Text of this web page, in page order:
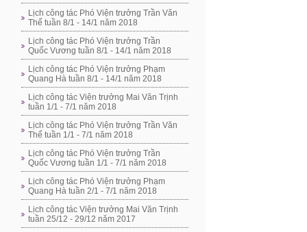
Lịch công tác Phó Viện trưởng Trần Văn
Thể tuần 8/1 - 14/1 năm 2018
Lịch công tác Phó Viện trưởng Trần
Quốc Vương tuần 8/1 - 14/1 năm 2018
Lịch công tác Phó Viện trưởng Phạm
Quang Hà tuần 8/1 - 14/1 năm 2018
Lịch công tác Viện trưởng Mai Văn Trịnh
tuần 1/1 - 7/1 năm 2018
Lịch công tác Phó Viện trưởng Trần Văn
Thể tuần 1/1 - 7/1 năm 2018
Lịch công tác Phó Viện trưởng Trần
Quốc Vương tuần 1/1 - 7/1 năm 2018
Lịch công tác Phó Viện trưởng Phạm
Quang Hà tuần 2/1 - 7/1 năm 2018
Lịch công tác Viện trưởng Mai Văn Trịnh
tuần 25/12 - 29/12 năm 2017